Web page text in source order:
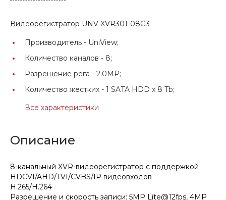
Видеорегистратор UNV XVR301-08G3
Производитель - UniView;
Количество каналов - 8;
Разрешение рега - 2.0MP;
Количество жестких - 1 SATA HDD x 8 Tb;
Все характеристики
Описание
8-канальный XVR-видеорегистратор с поддержкой
HDCVI/AHD/TVI/CVBS/IP видеовходов
H.265/H.264
Разрешение и скорость записи: 5MP Lite@12fps, 4MP